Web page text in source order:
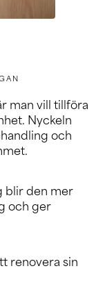
man vill tillföra
Nyckeln
och
blir den mer
och ger
renovera sin